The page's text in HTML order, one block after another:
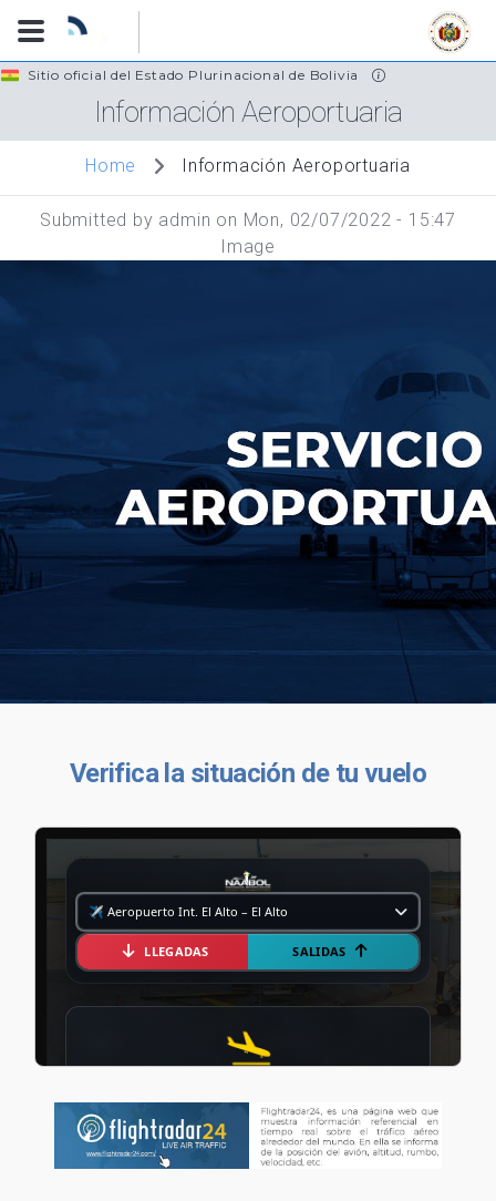
Skip
to
main
content
Sitio oficial del Estado Plurinacional de Bolivia
Información Aeroportuaria
Home Información Aeroportuaria
Submitted by admin on Mon, 02/07/2022 - 15:47
Image
Verifica la situación de tu vuelo